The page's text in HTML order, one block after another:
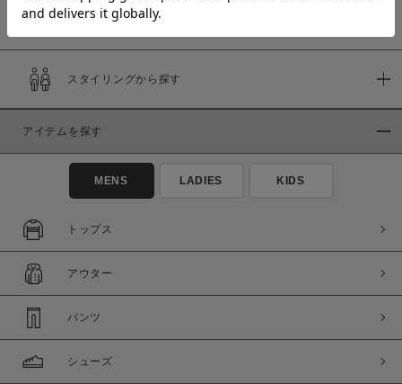
商品タイプ
通常商品
セール価格
在庫
在庫あり
予約商品
スタイリングから探す
アイテムを探す
MENS LADIES KIDS
トップス
アウター
パンツ
シューズ